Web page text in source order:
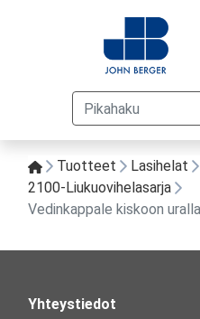
Tuotteet Lasihelat
2100-Liukuovihelasarja
Vedinkappale kiskoon
Yhteystiedot